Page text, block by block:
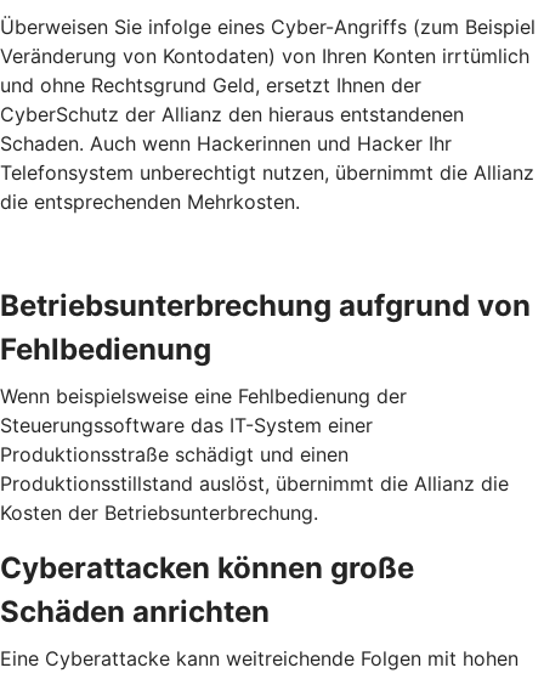
Überweisen Sie infolge eines Cyber-Angriffs (zum Beispiel
Veränderung von Kontodaten) von Ihren Konten irrtümlich
und ohne Rechtsgrund Geld, ersetzt Ihnen der
CyberSchutz der Allianz den hieraus entstandenen
Schaden. Auch wenn Hackerinnen und Hacker Ihr
Telefonsystem unberechtigt nutzen, übernimmt die Allianz
die entsprechenden Mehrkosten.
Betriebs­unterbrechung aufgrund von
Fehl­bedienung
Wenn beispielsweise eine Fehlbedienung der
Steuerungssoftware das IT-System einer
Produktionsstraße schädigt und einen
Produktionsstillstand auslöst, übernimmt die Allianz die
Kosten der Betriebsunterbrechung.
Cyber­attacken können große
Schäden anrichten
Eine Cyberattacke kann weitreichende Folgen mit hohen